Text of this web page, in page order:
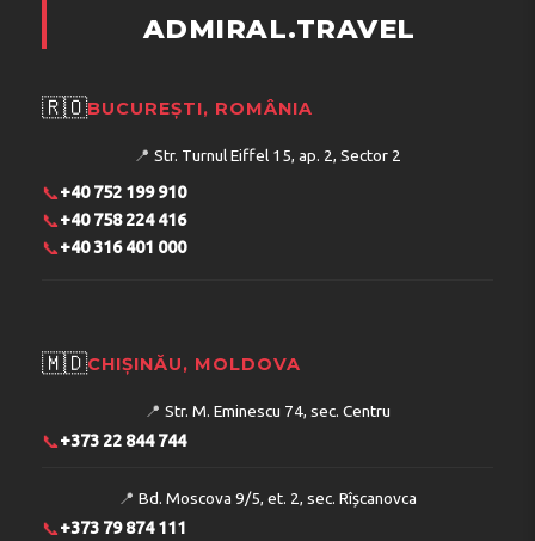
ADMIRAL.TRAVEL
🇷🇴BUCUREȘTI, ROMÂNIA
📍 Str. Turnul Eiffel 15, ap. 2, Sector 2
📞+40 752 199 910
📞+40 758 224 416
📞+40 316 401 000
🇲🇩CHIȘINĂU, MOLDOVA
📍 Str. M. Eminescu 74, sec. Centru
📞+373 22 844 744
📍 Bd. Moscova 9/5, et. 2, sec. Rîșcanovca
📞+373 79 874 111